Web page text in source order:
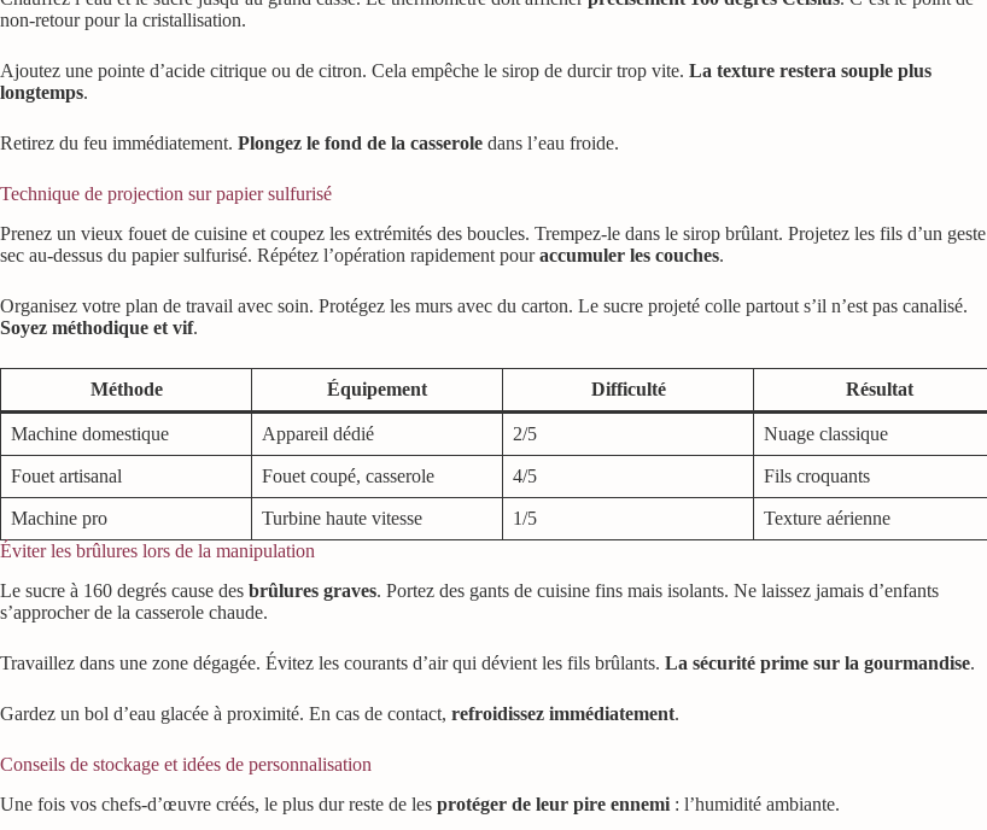
non-retour pour la cristallisation.
Ajoutez une pointe d’acide citrique ou de citron. Cela empêche le sirop de durcir trop vite. La texture restera souple plus
longtemps.
Retirez du feu immédiatement. Plongez le fond de la casserole dans l’eau froide.
Technique de projection sur papier sulfurisé
Prenez un vieux fouet de cuisine et coupez les extrémités des boucles. Trempez-le dans le sirop brûlant. Projetez les fils d’un geste
sec au-dessus du papier sulfurisé. Répétez l’opération rapidement pouraccumuler les couches.
Organisez votre plan de travail avec soin. Protégez les murs avec du carton. Le sucre projeté colle partout s’il n’est pas canalisé.
Soyez méthodique et vif.
Méthode Équipement Difficulté Résultat
Machine domestique Appareil dédié 2/5 Nuage classique
Fouet artisanal Fouet coupé, casserole 4/5 Fils croquants
Machine pro Turbine haute vitesse 1/5
Texture aérienne
Éviter les brûlures lors de la manipulation
Le sucre à 160 degrés cause des brûlures graves. Portez des gants de cuisine fins mais isolants. Ne laissez jamais d’enfants
s’approcher de la casserole chaude.
Travaillez dans une zone dégagée. Évitez les courants d’air qui dévient les fils brûlants. La sécurité prime sur la gourmandise.
Gardez un bol d’eau glacée à proximité. En cas de contact, refroidissez immédiatement.
Conseils de stockage et idées de personnalisation
Une fois vos chefs-d’œuvre créés, le plus dur reste de les protéger de leur pire ennemi : l’humidité ambiante.